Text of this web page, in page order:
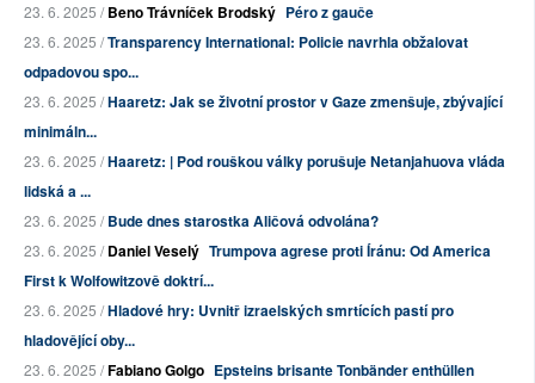
23. 6. 2025 /Beno Trávníček Brodský Péro z gauče
23. 6. 2025 /Transparency International: Policie navrhla obžalovat
odpadovou spo...
23. 6. 2025 /Haaretz: Jak se životní prostor v Gaze zmenšuje, zbývající
minimáln...
23. 6. 2025 /Haaretz: | Pod rouškou války porušuje Netanjahuova vláda
lidská a ...
23. 6. 2025 /Bude dnes starostka Aličová odvolána?
23. 6. 2025 /Daniel Veselý Trumpova agrese proti Íránu: Od America
First k Wolfowitzově doktrí...
23. 6. 2025 /Hladové hry: Uvnitř izraelských smrtících pastí pro
hladovějící oby...
23. 6. 2025 /Fabiano Golgo Epsteins brisante Tonbänder enthüllen